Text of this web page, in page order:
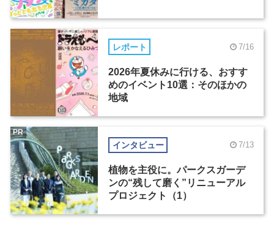
レポート 7/16
2026年夏休みに行ける、おすす
めのイベント10選：そのほかの
地域
インタビュー 7/13
植物を主役に。パークスガーデ
ンの“残して磨く”リニューアル
プロジェクト（1）
PR